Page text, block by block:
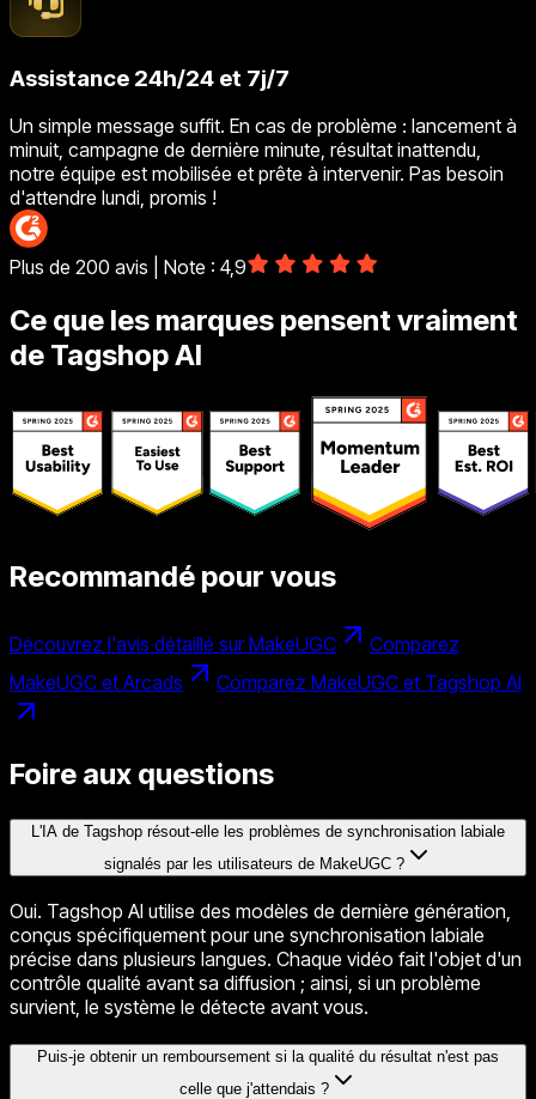
Assistance 24h/24 et 7j/7
Un simple message suffit. En cas de problème : lancement à
minuit, campagne de dernière minute, résultat inattendu,
notre équipe est mobilisée et prête à intervenir. Pas besoin
d'attendre lundi, promis !
Plus de 200 avis | Note : 4,9
Ce que les marques pensent vraiment
de Tagshop AI
Recommandé pour vous
Découvrez l'avis détaillé sur MakeUGC
Comparez
MakeUGC et Arcads
Comparez MakeUGC et Tagshop AI
Foire aux questions
L'IA de Tagshop résout-elle les problèmes de synchronisation labiale
signalés par les utilisateurs de MakeUGC ?
Oui. Tagshop AI utilise des modèles de dernière génération,
conçus spécifiquement pour une synchronisation labiale
précise dans plusieurs langues. Chaque vidéo fait l'objet d'un
contrôle qualité avant sa diffusion ; ainsi, si un problème
survient, le système le détecte avant vous.
Puis-je obtenir un remboursement si la qualité du résultat n'est pas
celle que j'attendais ?